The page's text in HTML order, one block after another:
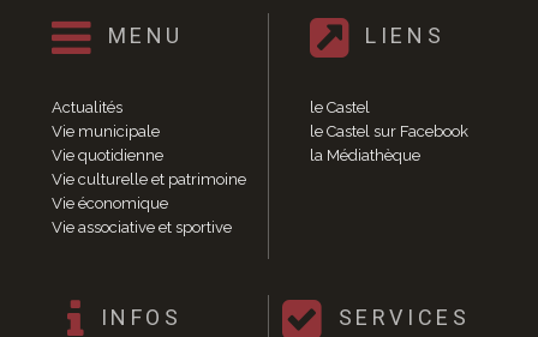
Délibérations 2014
Délibérations 2013
Délibérations 2011
Délibérations 2010
Délibérations 2009
Délibérations 2008
Agenda réunions publiques
Marchés publics
Vie quotidienne
MENU
Actualités
Vie municipale
Vie quotidienne
Vie culturelle et patrimoine
Vie économique
Vie associative et sportive
LIENS
le Castel
le Castel sur Facebook
la Médiathèque
INFOS SERVICES